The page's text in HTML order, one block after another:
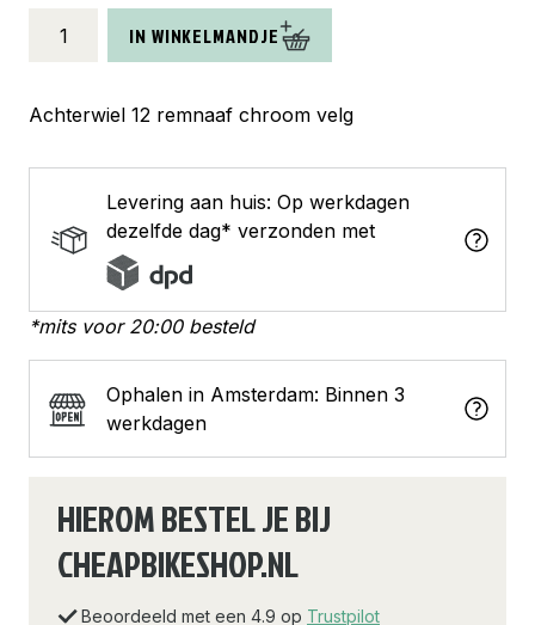
achterwiel
remnaaf
zink
aantal
IN WINKELMANDJE
Achterwiel 12 remnaaf chroom velg
Levering aan huis: Op werkdagen
dezelfde dag* verzonden met
*mits voor 20:00 besteld
Ophalen in Amsterdam: Binnen 3
werkdagen
HIEROM BESTEL JE BIJ
CHEAPBIKESHOP.NL
Beoordeeld met een 4.9 op Trustpilot